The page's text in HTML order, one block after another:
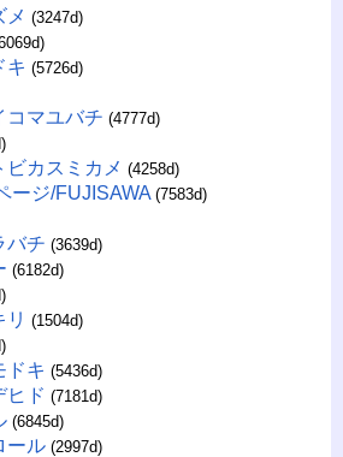
メ (3247d)
キ (5726d)
コマユバチ (4777d)
ビカスミカメ (4258d)
ージ/FUJISAWA (7583d)
バチ (3639d)
(6182d)
(1504d)
ドキ (5436d)
ヒド (7181d)
(6845d)
ール (2997d)